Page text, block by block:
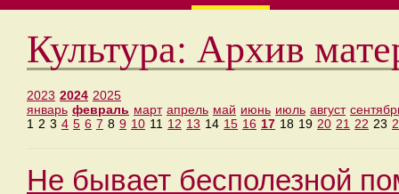
Культура: Архив
2023 2024 2025
январь февраль март апрель май июнь июль август
1 2 3 4 5 6 7 8 9 10 11 12 13 14 15 16 17 18 19 20 21 22 23
Не бывает бесполезной